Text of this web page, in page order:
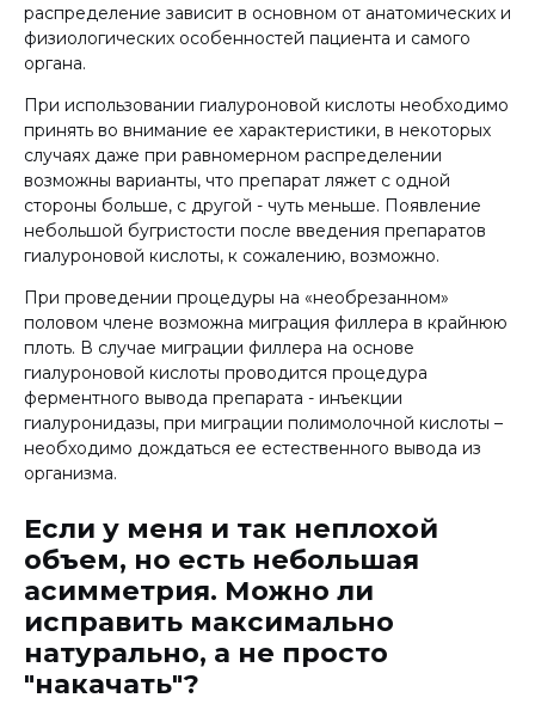
распределение зависит в основном от анатомических и
физиологических особенностей пациента и самого
органа.
При использовании гиалуроновой кислоты необходимо
принять во внимание ее характеристики, в некоторых
случаях даже при равномерном распределении
возможны варианты, что препарат ляжет с одной
стороны больше, с другой - чуть меньше. Появление
небольшой бугристости после введения препаратов
гиалуроновой кислоты, к сожалению, возможно.
При проведении процедуры на «необрезанном»
половом члене возможна миграция филлера в крайнюю
плоть. В случае миграции филлера на основе
гиалуроновой кислоты проводится процедура
ферментного вывода препарата - инъекции
гиалуронидазы, при миграции полимолочной кислоты –
необходимо дождаться ее естественного вывода из
организма.
Если у меня и так неплохой
объем, но есть небольшая
асимметрия. Можно ли
исправить максимально
натурально, а не просто
"накачать"?